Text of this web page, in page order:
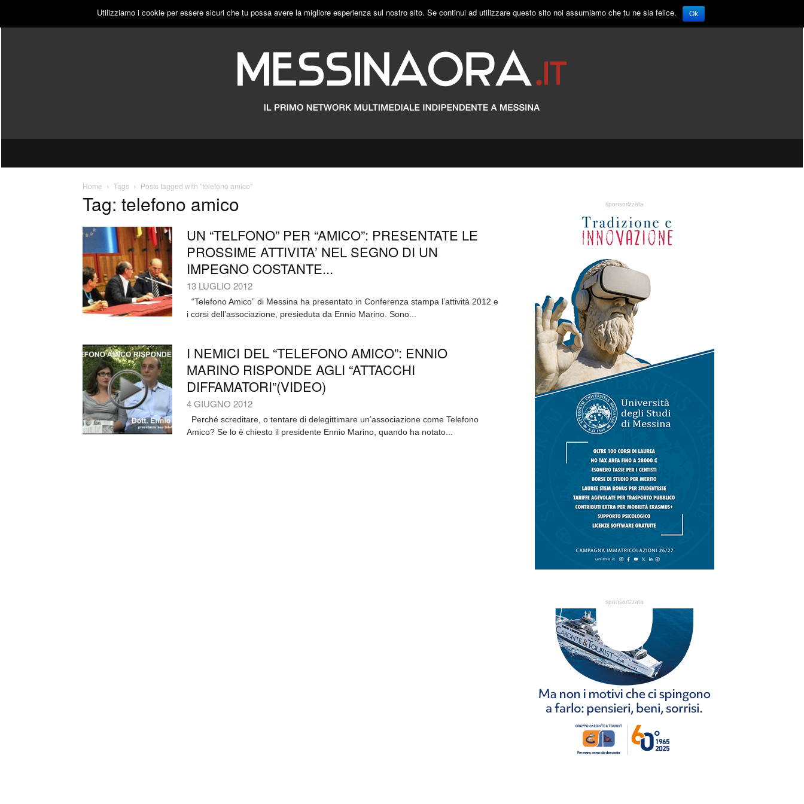
VENERDÌ, 7 AGOSTO 2026 PUBBLICITÀ
Home Tags Posts tagged with "telefono amico"
Tag: telefono amico
UN “TELFONO” PER “AMICO”: PRESENTATE LE
PROSSIME ATTIVITA’ NEL SEGNO DI UN
IMPEGNO COSTANTE...
13 LUGLIO 2012
“Telefono Amico” di Messina ha presentato in Conferenza stampa l’attività 2012 e
i corsi dell’associazione, presieduta da Ennio Marino. Sono...
I NEMICI DEL “TELEFONO AMICO”: ENNIO
MARINO RISPONDE AGLI “ATTACCHI
DIFFAMATORI”(VIDEO)
4 GIUGNO 2012
Perché screditare, o tentare di delegittimare un’associazione come Telefono
Amico? Se lo è chiesto il presidente Ennio Marino, quando ha notato...
sponsorizzata
sponsorizzata
Utilizziamo i cookie per essere sicuri che tu possa avere la migliore esperienza sul nostro sito. Se continui ad utilizzare questo sito noi assumiamo che tu ne sia felice. Ok